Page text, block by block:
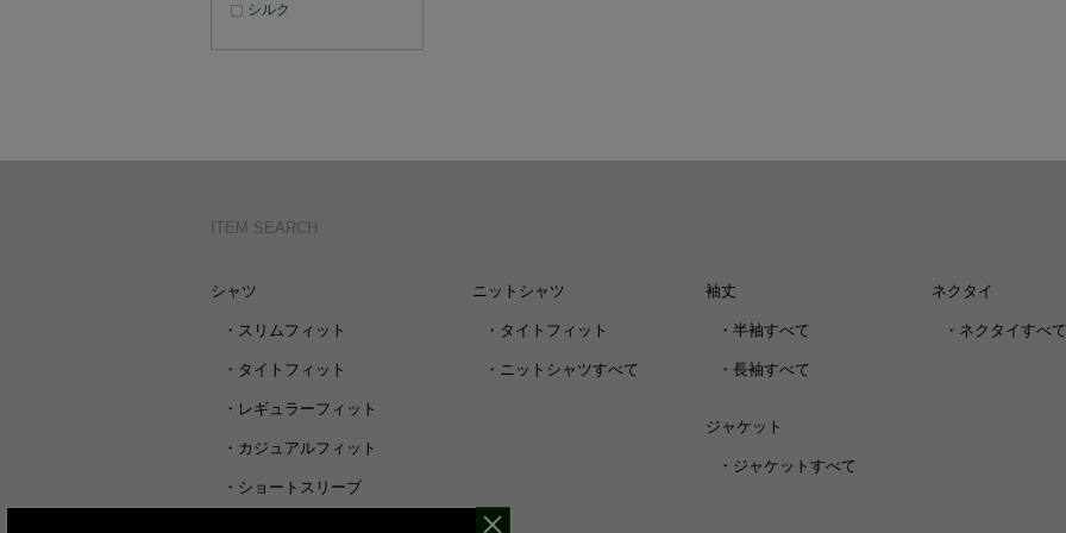
シルク
ITEM SEARCH
シャツ
・ スリムフィット
・ タイトフィット
・ レギュラーフィット
・ カジュアルフィット
・ ショートスリーブ
ニットシャツ
・ タイトフィット
・ ニットシャツすべて
袖丈
・ 半袖すべて
・ 長袖すべて
ジャケット
・ ジャケットすべて
ネクタイ
・ ネクタイすべて